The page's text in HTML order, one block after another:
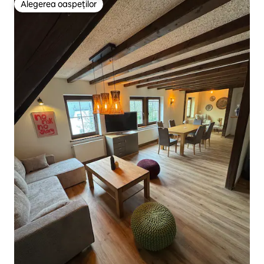
Alegerea oaspeților
Alegerea oaspeților